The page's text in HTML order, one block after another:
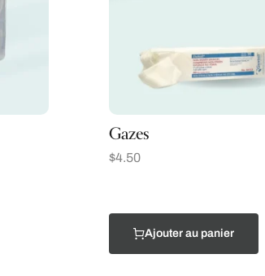
Gazes
$4.50
Ajouter au panier